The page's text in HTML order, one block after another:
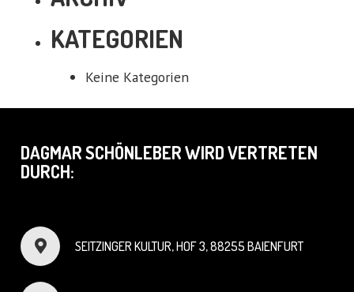
KATEGORIEN
Keine Kategorien
DAGMAR SCHÖNLEBER WIRD VERTRETEN
DURCH:
SEITZINGER KULTUR, HOF 3, 88255 BAIENFURT